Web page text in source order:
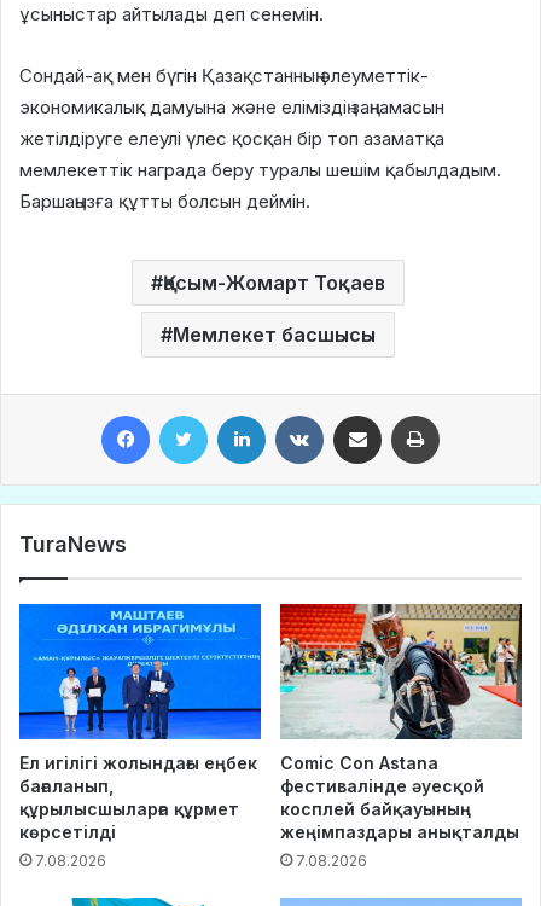
ұсыныстар айтылады деп сенемін.
Сондай-ақ мен бүгін Қазақстанның әлеуметтік-
экономикалық дамуына және еліміздің заңнамасын
жетілдіруге елеулі үлес қосқан бір топ азаматқа
мемлекеттік награда беру туралы шешім қабылдадым.
Баршаңызға құтты болсын деймін.
Қасым-Жомарт Тоқаев
Мемлекет басшысы
TuraNews
Ел игілігі жолындағы еңбек
бағаланып,
құрылысшыларға құрмет
көрсетілді
7.08.2026
Comic Con Astana
фестивалінде әуесқой
косплей байқауының
жеңімпаздары анықталды
7.08.2026